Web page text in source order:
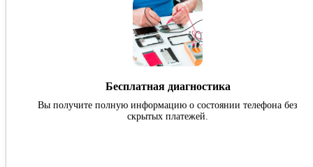
Бесплатная диагностика
Вы получите полную информацию о состоянии телефона без
скрытых платежей.